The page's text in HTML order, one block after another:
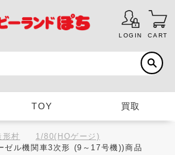
LOGIN CART
TOY 買取
形村
1/80(HOゲージ)
ゼル機関車3次形 (9～17号機))商品